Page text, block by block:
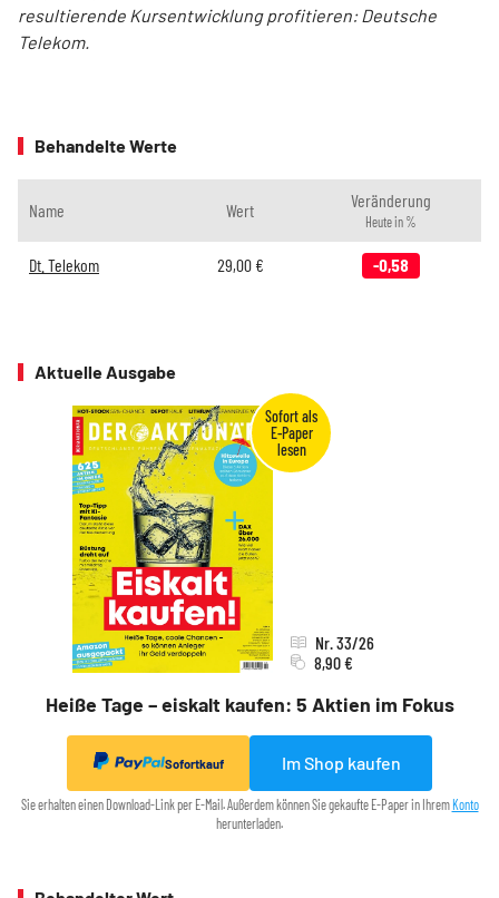
resultierende Kursentwicklung profitieren: Deutsche
Telekom.
Behandelte Werte
Name Wert Veränderung
Heute in %
Dt. Telekom 29,00€ -0,58
Aktuelle Ausgabe
Heiße Tage – eiskalt kaufen: 5 Aktien im Fokus
Nr. 33/26
8,90 €
Sofortkauf Im Shop kaufen
Sie erhalten einen Download-Link per E-Mail. Außerdem können Sie gekaufte E-Paper in Ihrem Konto
herunterladen.